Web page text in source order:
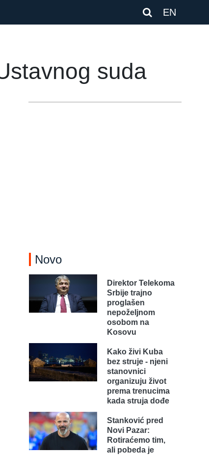
EN
suda
Novo
Direktor Telekoma
Srbije trajno
proglašen
nepoželjnom
osobom na
Kosovu
Kako živi Kuba
bez struje - njeni
stanovnici
organizuju život
prema trenucima
kada struja dođe
Stanković pred
Novi Pazar:
Rotiraćemo tim,
ali pobeda je